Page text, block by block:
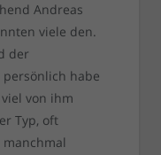
Andreas
viele den.
der
persönlich habe
von ihm
Typ, oft